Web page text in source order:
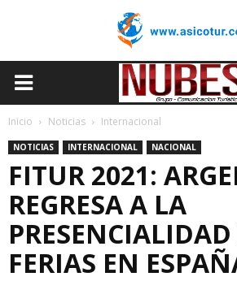
Inicio Noticias Internacional
NOTICIAS INTERNACIONAL NACIONAL
FITUR 2021:
REGRESA A LA
FERIAS EN